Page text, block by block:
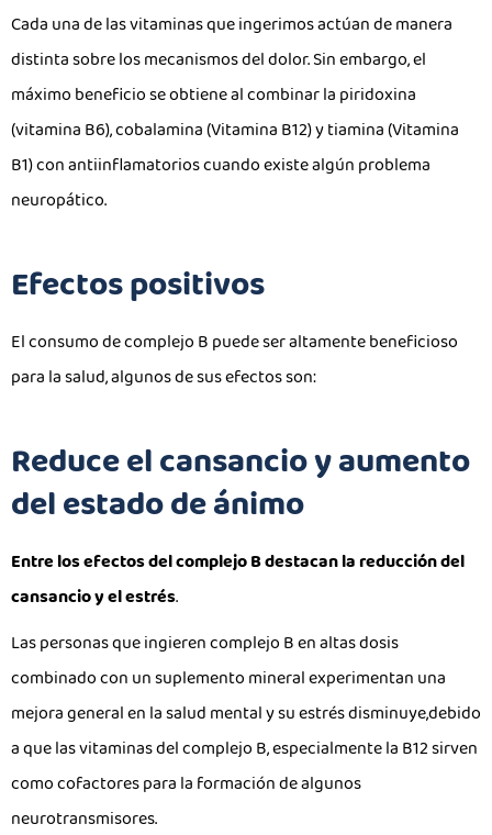
Cada una de las vitaminas que ingerimos actúan de manera
distinta sobre los mecanismos del dolor. Sin embargo, el
máximo beneficio se obtiene al combinar la piridoxina
(vitamina B6), cobalamina (Vitamina B12) y tiamina (Vitamina
B1) con antiinflamatorios cuando existe algún problema
neuropático.
Efectos positivos
El consumo de complejo B puede ser altamente beneficioso
para la salud, algunos de sus efectos son:
Reduce el cansancio y aumento
del estado de ánimo
Entre los efectos del complejo B destacan la reducción del
cansancio y el estrés.
Las personas que ingieren complejo B en altas dosis
combinado con un suplemento mineral experimentan una
mejora general en la salud mental y su estrés disminuye,debido
a que las vitaminas del complejo B, especialmente la B12 sirven
como cofactores para la formación de algunos
neurotransmisores.